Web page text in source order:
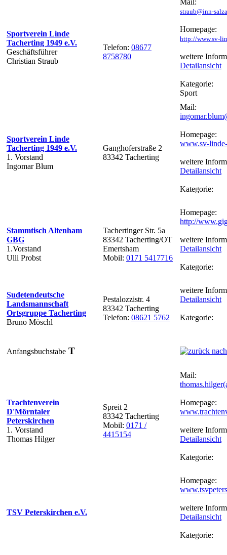
Sportverein Linde
Tacherting 1949 e.V.
Geschäftsführer
Christian Straub
Telefon: 08677
8758780
Mail:
straub@inn-
Homepage:
http://www.sv-
weitere
Detailansicht
Kategorie:
Sport
Sportverein Linde
Tacherting 1949 e.V.
1. Vorstand
Ingomar Blum
Ganghoferstraße 2
83342 Tacherting
Mail:
Homepage:
www.sv-
weitere
Detailansicht
Kategorie:
Stammtisch Altenham
GBG
1.Vorstand
Ulli Probst
Tachertinger Str. 5a
83342 Tacherting/OT
Emertsham
Mobil: 0171 5417716
Homepage:
http://
weitere
Detailansicht
Kategorie:
Sudetendeutsche
Landsmannschaft
Ortsgruppe Tacherting
Bruno Möschl
Pestalozzistr. 4
83342 Tacherting
Telefon: 08621 5762
weitere
Detailansicht
Kategorie:
Anfangsbuchstabe T
Trachtenverein
D'Mörntaler
Peterskirchen
1. Vorstand
Thomas Hilger
Spreit 2
83342 Tacherting
Mobil: 0171 /
4415154
Mail:
Homepage:
weitere
Detailansicht
Kategorie:
TSV Peterskirchen e.V.
Homepage:
weitere
Detailansicht
Kategorie: